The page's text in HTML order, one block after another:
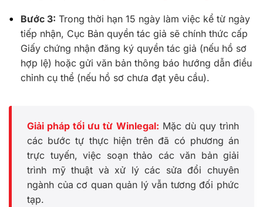
Bước 3: Trong thời hạn 15 ngày làm việc kể từ ngày
tiếp nhận, Cục Bản quyền tác giả sẽ chính thức cấp
Giấy chứng nhận đăng ký quyền tác giả (nếu hồ sơ
hợp lệ) hoặc gửi văn bản thông báo hướng dẫn điều
chỉnh cụ thể (nếu hồ sơ chưa đạt yêu cầu).
Giải pháp tối ưu từ Winlegal: Mặc dù quy trình
các bước tự thực hiện trên đã có phương án
trực tuyến, việc soạn thảo các văn bản giải
trình mỹ thuật và xử lý các sửa đổi chuyên
ngành của cơ quan quản lý vẫn tương đối phức
tạp.